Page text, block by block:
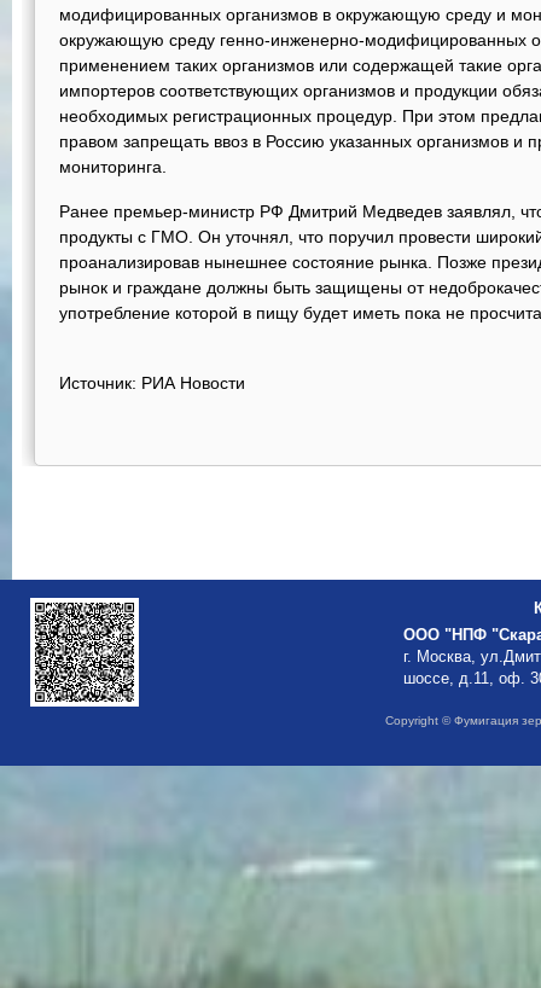
модифицированных организмов в окружающую среду и
окружающую среду генно-инженерно-модифицированных
применением таких организмов или содержащей такие
импортеров соответствующих организмов и продукции
необходимых регистрационных процедур. При этом
правом запрещать ввоз в Россию указанных организмов и
мониторинга.
Ранее премьер-министр РФ Дмитрий Медведев заявлял,
продукты с ГМО. Он уточнял, что поручил провести
проанализировав нынешнее состояние рынка. Позже
рынок и граждане должны быть защищены от
употребление которой в пищу будет иметь пока не
Источник: РИА Новости
ООО "НПФ
г. Москва,
шоссе, д.11, оф.
Copyright © Фумигация